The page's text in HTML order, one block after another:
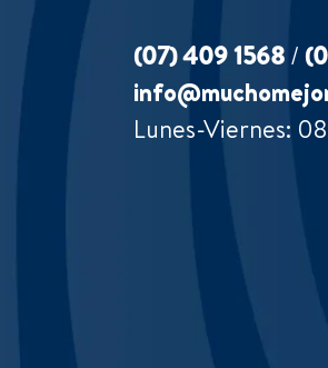
(07) 409 1568 /
Lunes-Viernes: